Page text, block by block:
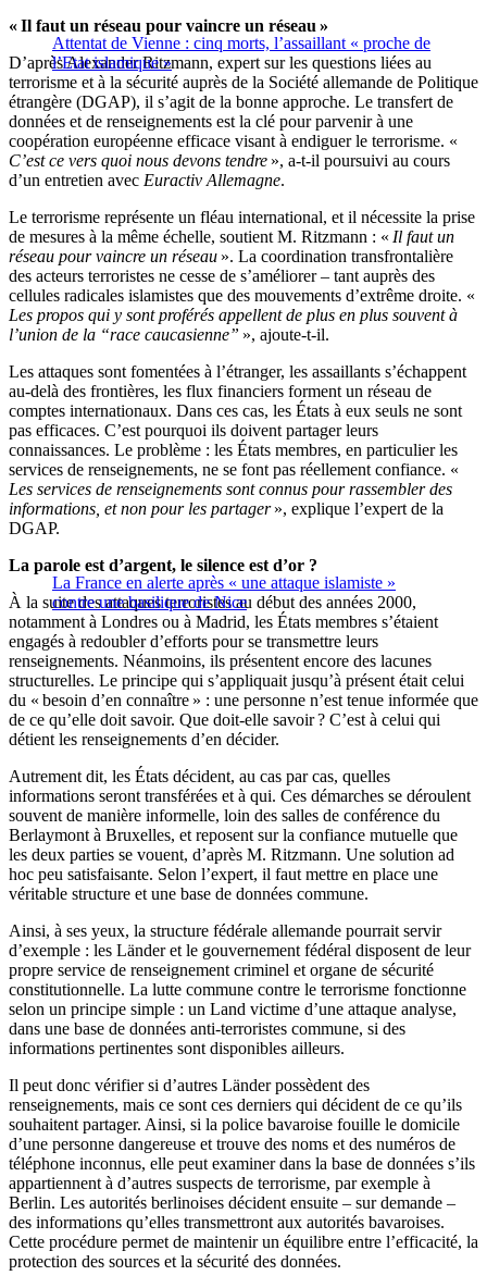
Attentat de Vienne : cinq morts, l’assaillant « proche de
l’Etat islamique »
« Il faut un réseau pour vaincre un réseau »
D’après Alexander Ritzmann, expert sur les questions liées au
terrorisme et à la sécurité auprès de la Société allemande de Politique
étrangère (DGAP), il s’agit de la bonne approche. Le transfert de
données et de renseignements est la clé pour parvenir à une
coopération européenne efficace visant à endiguer le terrorisme. «
C’est ce vers quoi nous devons tendre », a-t-il poursuivi au cours
d’un entretien avec Euractiv Allemagne.
Le terrorisme représente un fléau international, et il nécessite la prise
de mesures à la même échelle, soutient M. Ritzmann : « Il faut un
réseau pour vaincre un réseau ». La coordination transfrontalière
des acteurs terroristes ne cesse de s’améliorer – tant auprès des
cellules radicales islamistes que des mouvements d’extrême droite. «
Les propos qui y sont proférés appellent de plus en plus souvent à
l’union de la “race caucasienne” », ajoute-t-il.
Les attaques sont fomentées à l’étranger, les assaillants s’échappent
au-delà des frontières, les flux financiers forment un réseau de
comptes internationaux. Dans ces cas, les États à eux seuls ne sont
pas efficaces. C’est pourquoi ils doivent partager leurs
connaissances. Le problème : les États membres, en particulier les
services de renseignements, ne se font pas réellement confiance. «
Les services de renseignements sont connus pour rassembler des
informations, et non pour les partager», explique l’expert de la
DGAP.
La France en alerte après « une attaque islamiste »
contre une basilique de Nice
La parole est d’argent, le silence est d’or ?
À la suite des attaques terroristes au début des années 2000,
notamment à Londres ou à Madrid, les États membres s’étaient
engagés à redoubler d’efforts pour se transmettre leurs
renseignements. Néanmoins, ils présentent encore des lacunes
structurelles. Le principe qui s’appliquait jusqu’à présent était celui
du « besoin d’en connaître » : une personne n’est tenue informée que
de ce qu’elle doit savoir. Que doit-elle savoir ? C’est à celui qui
détient les renseignements d’en décider.
Autrement dit, les États décident, au cas par cas, quelles
informations seront transférées et à qui. Ces démarches se déroulent
souvent de manière informelle, loin des salles de conférence du
Berlaymont à Bruxelles, et reposent sur la confiance mutuelle que
les deux parties se vouent, d’après M. Ritzmann. Une solution ad
hoc peu satisfaisante. Selon l’expert, il faut mettre en place une
véritable structure et une base de données commune.
Ainsi, à ses yeux, la structure fédérale allemande pourrait servir
d’exemple : les Länder et le gouvernement fédéral disposent de leur
propre service de renseignement criminel et organe de sécurité
constitutionnelle. La lutte commune contre le terrorisme fonctionne
selon un principe simple : un Land victime d’une attaque analyse,
dans une base de données anti-terroristes commune, si des
informations pertinentes sont disponibles ailleurs.
Il peut donc vérifier si d’autres Länder possèdent des
renseignements, mais ce sont ces derniers qui décident de ce qu’ils
souhaitent partager. Ainsi, si la police bavaroise fouille le domicile
d’une personne dangereuse et trouve des noms et des numéros de
téléphone inconnus, elle peut examiner dans la base de données s’ils
appartiennent à d’autres suspects de terrorisme, par exemple à
Berlin. Les autorités berlinoises décident ensuite – sur demande –
des informations qu’elles transmettront aux autorités bavaroises.
Cette procédure permet de maintenir un équilibre entre l’efficacité, la
protection des sources et la sécurité des données.